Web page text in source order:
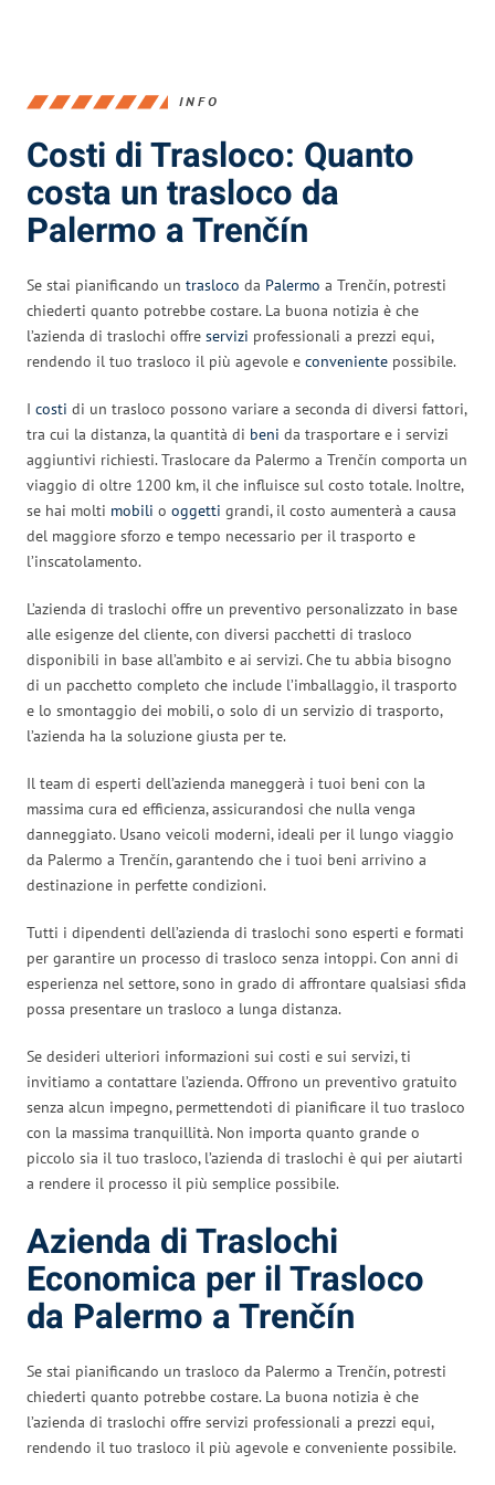
INFO
Costi di Trasloco: Quanto
costa un trasloco da
Palermo a Trenčín
Se stai pianificando un trasloco da Palermo a Trenčín, potresti
chiederti quanto potrebbe costare. La buona notizia è che
l’azienda di traslochi offre servizi professionali a prezzi equi,
rendendo il tuo trasloco il più agevole e conveniente possibile.
I costi di un trasloco possono variare a seconda di diversi fattori,
tra cui la distanza, la quantità di beni da trasportare e i servizi
aggiuntivi richiesti. Traslocare da Palermo a Trenčín comporta un
viaggio di oltre 1200 km, il che influisce sul costo totale. Inoltre,
se hai molti mobili o oggetti grandi, il costo aumenterà a causa
del maggiore sforzo e tempo necessario per il trasporto e
l’inscatolamento.
L’azienda di traslochi offre un preventivo personalizzato in base
alle esigenze del cliente, con diversi pacchetti di trasloco
disponibili in base all’ambito e ai servizi. Che tu abbia bisogno
di un pacchetto completo che include l’imballaggio, il trasporto
e lo smontaggio dei mobili, o solo di un servizio di trasporto,
l’azienda ha la soluzione giusta per te.
Il team di esperti dell’azienda maneggerà i tuoi beni con la
massima cura ed efficienza, assicurandosi che nulla venga
danneggiato. Usano veicoli moderni, ideali per il lungo viaggio
da Palermo a Trenčín, garantendo che i tuoi beni arrivino a
destinazione in perfette condizioni.
Tutti i dipendenti dell’azienda di traslochi sono esperti e formati
per garantire un processo di trasloco senza intoppi. Con anni di
esperienza nel settore, sono in grado di affrontare qualsiasi sfida
possa presentare un trasloco a lunga distanza.
Se desideri ulteriori informazioni sui costi e sui servizi, ti
invitiamo a contattare l’azienda. Offrono un preventivo gratuito
senza alcun impegno, permettendoti di pianificare il tuo trasloco
con la massima tranquillità. Non importa quanto grande o
piccolo sia il tuo trasloco, l’azienda di traslochi è qui per aiutarti
a rendere il processo il più semplice possibile.
Azienda di Traslochi
Economica per il Trasloco
da Palermo a Trenčín
Se stai pianificando un trasloco da Palermo a Trenčín, potresti
chiederti quanto potrebbe costare. La buona notizia è che
l’azienda di traslochi offre servizi professionali a prezzi equi,
rendendo il tuo trasloco il più agevole e conveniente possibile.